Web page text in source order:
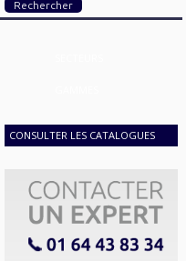
CONSULTER LES CATALOGUES